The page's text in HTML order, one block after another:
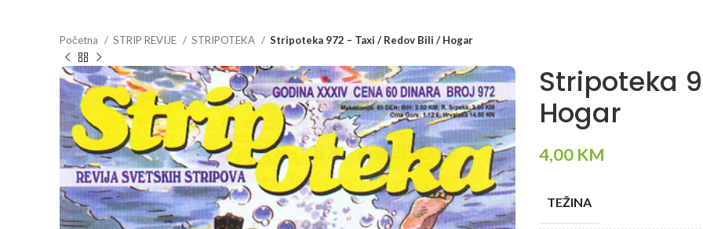
Početna STRIP REVIJE STRIPOTEKA Stripoteka 972 – Taxi / Redov Bili / Hogar
Stripoteka
Hogar
4,00 KM
TEŽINA